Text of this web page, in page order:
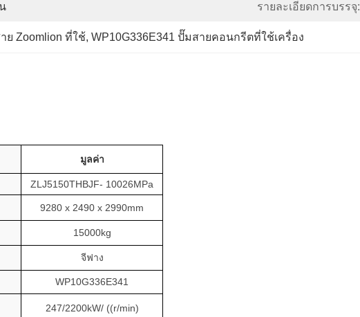
รายละเอียดการบรรจุ:
ย Zoomlion ที่ใช้, WP10G336E341 ปั๊มสายคอนกรีตที่ใช้เครื่อง
มูลค่า
ZLJ5150THBJF- 10026MPa
9280 x 2490 x 2990mm
15000kg
จีฟาง
WP10G336E341
247/2200kW/ ((r/min)